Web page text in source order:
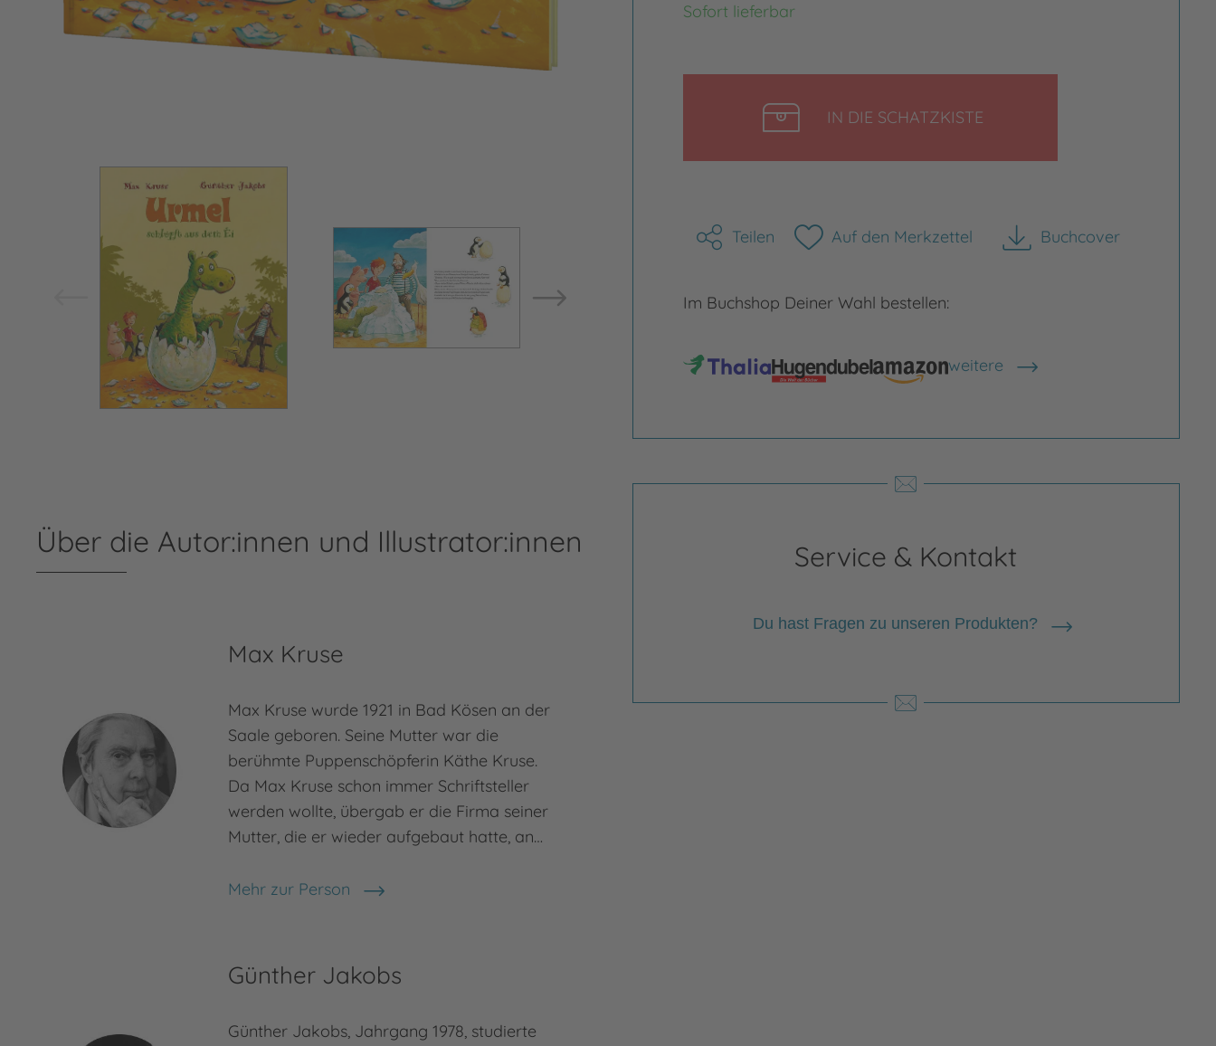
Bild vergrößern Bild vergrößern
Sofort lieferbar
IN DIE SCHATZKISTE
Teilen Auf den Merkzettel Buchcover
herunterladen
Im Buchshop Deiner Wahl bestellen:
weitere
Shops anzeigen
Service & Kontakt
Du hast Fragen zu unseren Produkten?
Über die Autor:innen und Illustrator:innen
Max Kruse
Max Kruse wurde 1921 in Bad Kösen an der
Saale geboren. Seine Mutter war die
berühmte Puppenschöpferin Käthe Kruse.
Da Max Kruse schon immer Schriftsteller
werden wollte, übergab er die Firma seiner
Mutter, die er wieder aufgebaut hatte, an…
Mehr zur Person
Max Kruse
Günther Jakobs
Günther Jakobs, Jahrgang 1978, studierte